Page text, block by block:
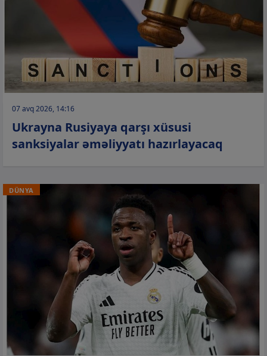
07 avq 2026, 14:16
Ukrayna Rusiyaya qarşı xüsusi
sanksiyalar əməliyyatı hazırlayacaq
DÜNYA